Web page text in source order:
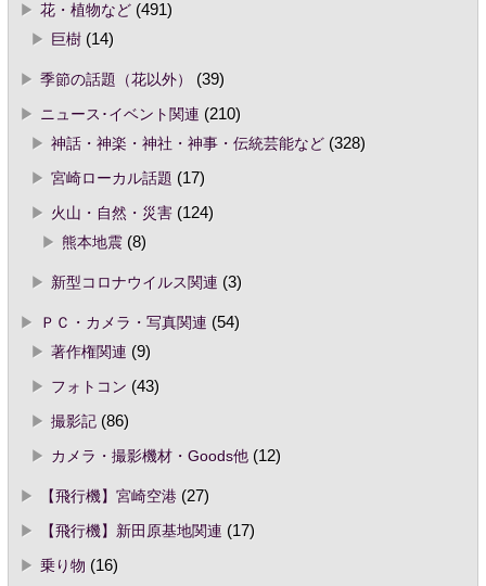
花・植物など(491)
巨樹(14)
季節の話題（花以外）
(39)
ニュース･イベント関連 (210)
神話・神楽・神社・神事・伝統芸能など(328)
宮崎ローカル話題 (17)
火山・自然・災害(124)
熊本地震(8)
新型コロナウイルス関連 (3)
ＰＣ・カメラ・写真関連 (54)
著作権関連 (9)
フォトコン (43)
撮影記(86)
カメラ・撮影機材・Goods他(12)
【飛行機】宮崎空港(27)
【飛行機】新田原基地関連 (17)
乗り物 (16)